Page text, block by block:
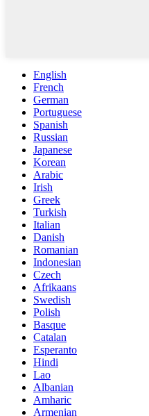
English
French
German
Portuguese
Spanish
Russian
Japanese
Korean
Arabic
Irish
Greek
Turkish
Italian
Danish
Romanian
Indonesian
Czech
Afrikaans
Swedish
Polish
Basque
Catalan
Esperanto
Hindi
Lao
Albanian
Amharic
Armenian